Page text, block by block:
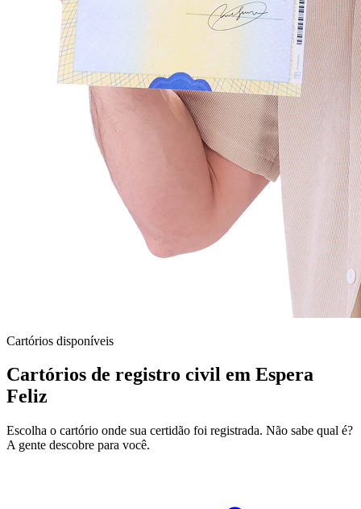
Cartórios disponíveis
Cartórios de registro civil em Espera
Feliz
Escolha o cartório onde sua certidão foi registrada. Não sabe qual é?
A gente descobre para você.